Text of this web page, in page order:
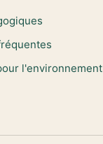
l'environnement